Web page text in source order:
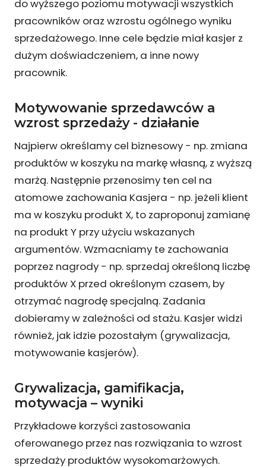
do wyższego poziomu motywacji wszystkich
pracowników oraz wzrostu ogólnego wyniku
sprzedażowego. Inne cele będzie miał kasjer z
dużym doświadczeniem, a inne nowy
pracownik.
Motywowanie sprzedawców a
wzrost sprzedaży - działanie
Najpierw określamy cel biznesowy - np. zmiana
produktów w koszyku na markę własną, z wyższą
marżą. Następnie przenosimy ten cel na
atomowe zachowania Kasjera - np. jeżeli klient
ma w koszyku produkt X, to zaproponuj zamianę
na produkt Y przy użyciu wskazanych
argumentów. Wzmacniamy te zachowania
poprzez nagrody - np. sprzedaj określoną liczbę
produktów X przed określonym czasem, by
otrzymać nagrodę specjalną. Zadania
dobieramy w zależności od stażu. Kasjer widzi
również, jak idzie pozostałym (grywalizacja,
motywowanie kasjerów).
Grywalizacja, gamifikacja,
motywacja – wyniki
Przykładowe korzyści zastosowania
oferowanego przez nas rozwiązania to wzrost
sprzedaży produktów wysokomarżowych.